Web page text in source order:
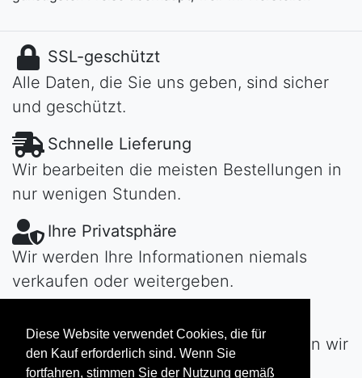
Diese Website verwendet Cookies, die für
den Kauf erforderlich sind. Wenn Sie
fortfahren, stimmen Sie der Nutzung gemäß
SSL-geschützt
Alle Daten, die Sie uns geben, sind sicher
und geschützt.
Schnelle Lieferung
Wir bearbeiten die meisten Bestellungen in
nur wenigen Stunden.
Ihre Privatsphäre
Wir werden Ihre Informationen niemals
verkaufen oder weitergeben.
Kontaktiere uns!Tag oder Nacht werden wir
uns schnell bei Ihnen melden...